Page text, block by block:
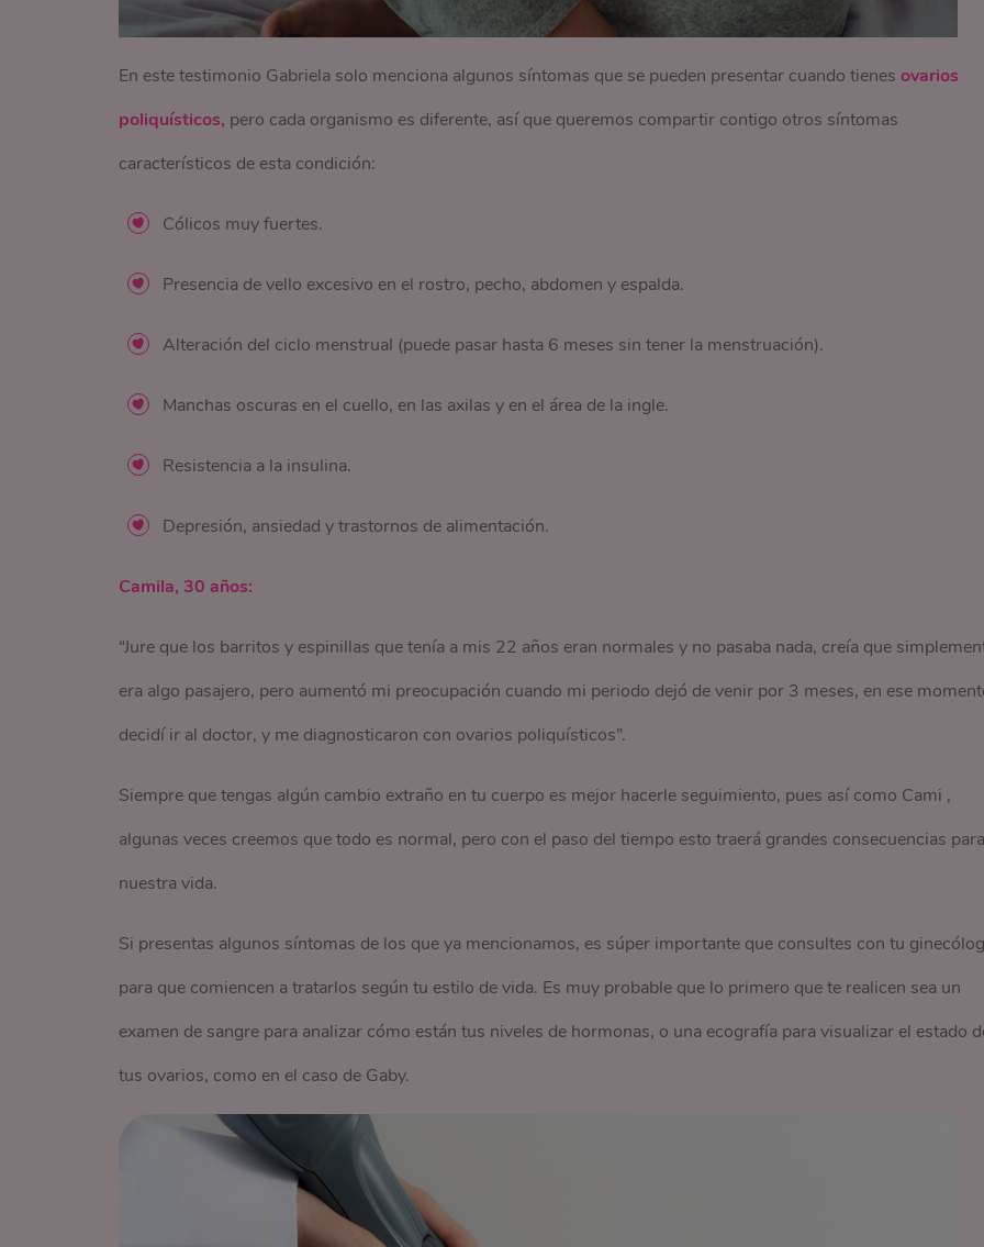
En este testimonio Gabriela solo menciona algunos síntomas que se pueden presentar cuando tienes ovarios
poliquísticos, pero cada organismo es diferente, así que queremos compartir contigo otros síntomas
característicos de esta condición:
Cólicos muy fuertes.
Presencia de vello excesivo en el rostro, pecho, abdomen y espalda.
Alteración del ciclo menstrual (puede pasar hasta 6 meses sin tener la menstruación).
Manchas oscuras en el cuello, en las axilas y en el área de la ingle.
Resistencia a la insulina.
Depresión, ansiedad y trastornos de alimentación.
Camila, 30 años:
“Jure que los barritos y espinillas que tenía a mis 22 años eran normales y no pasaba nada, creía que
era algo pasajero, pero aumentó mi preocupación cuando mi periodo dejó de venir por 3 meses, en ese
decidí ir al doctor, y me diagnosticaron con ovarios poliquísticos”.
Siempre que tengas algún cambio extraño en tu cuerpo es mejor hacerle seguimiento, pues así como Cami ,
algunas veces creemos que todo es normal, pero con el paso del tiempo esto traerá grandes consecuencias para
nuestra vida.
Si presentas algunos síntomas de los que ya mencionamos, es súper importante que consultes con tu
para que comiencen a tratarlos según tu estilo de vida. Es muy probable que lo primero que te realicen sea un
examen de sangre para analizar cómo están tus niveles de hormonas, o una ecografía para visualizar el estado
tus ovarios, como en el caso de Gaby.